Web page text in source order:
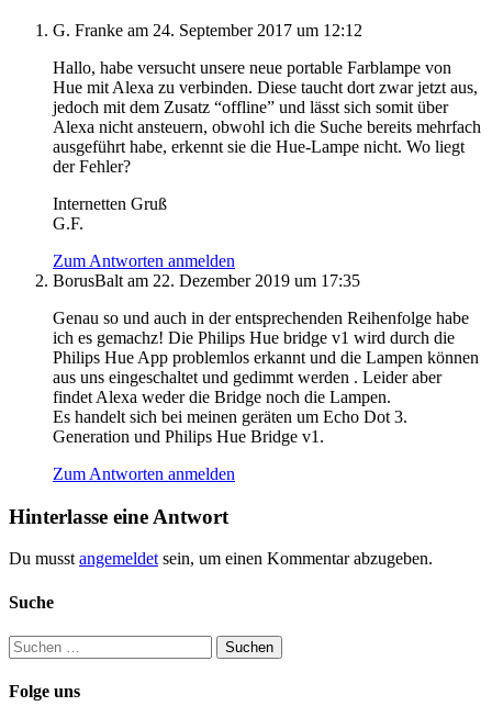
G. Franke am 24. September 2017 um 12:12
Hallo, habe versucht unsere neue portable Farblampe von
Hue mit Alexa zu verbinden. Diese taucht dort zwar jetzt aus,
jedoch mit dem Zusatz “offline” und lässt sich somit über
Alexa nicht ansteuern, obwohl ich die Suche bereits mehrfach
ausgeführt habe, erkennt sie die Hue-Lampe nicht. Wo liegt
der Fehler?
Internetten Gruß
G.F.
Zum Antworten anmelden
BorusBalt am 22. Dezember 2019 um 17:35
Genau so und auch in der entsprechenden Reihenfolge habe
ich es gemachz! Die Philips Hue bridge v1 wird durch die
Philips Hue App problemlos erkannt und die Lampen können
aus uns eingeschaltet und gedimmt werden . Leider aber
findet Alexa weder die Bridge noch die Lampen.
Es handelt sich bei meinen geräten um Echo Dot 3.
Generation und Philips Hue Bridge v1.
Zum Antworten anmelden
Hinterlasse eine Antwort
Du musst angemeldet sein, um einen Kommentar abzugeben.
Suche
Suchen
nach:
Folge uns